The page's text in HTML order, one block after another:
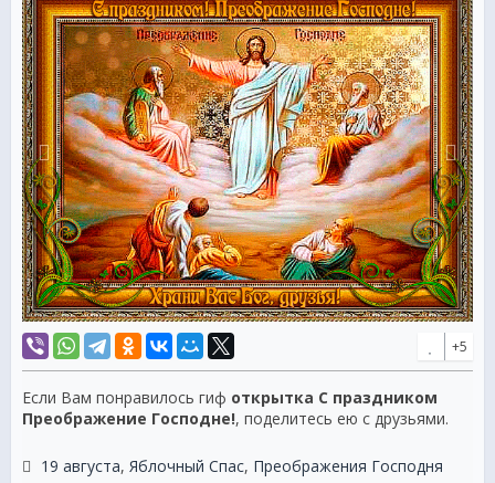
+5
Если Вам понравилось гиф открытка С праздником
Преображение Господне!, поделитесь ею с друзьями.
19 августа, Яблочный Спас, Преображения Господня